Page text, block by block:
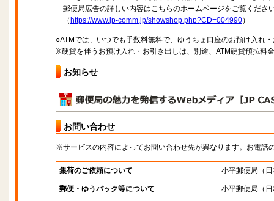
郵便局広告の詳しい内容はこちらのホームページをご覧くださ
（ https://www.jp-comm.jp/showshop.php?CD=004990）
○ATMでは、いつでも手数料無料で、ゆうちょ口座のお預け入れ
※硬貨を伴うお預け入れ・お引き出しは、別途、ATM硬貨預払料
お知らせ
お問い合わせ
※サービスの内容によってお問い合わせ先が異なります。お電話
集荷のご依頼について 小平郵便局 （
郵便・ゆうパック等について 小平郵便局 （